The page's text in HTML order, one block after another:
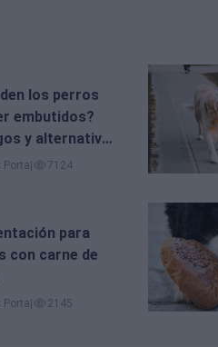
los perros
embutidos?
y alternativas
Porta 7124
para
con carne de
Porta 2145